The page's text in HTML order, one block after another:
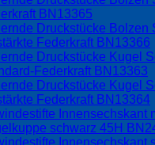
BN13365
Druckstücke Bolzen
Federkraft BN13366
Druckstücke Kugel
Federkraft BN13363
Druckstücke Kugel
Federkraft BN13364
Innensechskant
schwarz 45H
Innensechskant